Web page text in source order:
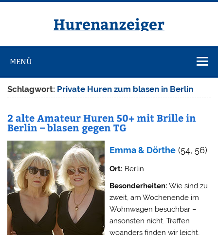
Zum
Hurenanzeiger
MENÜ
Schlagwort: Private Huren zum blasen in Berlin
2 alte Amateur Huren 50+ mit Brille in
Berlin – blasen gegen TG
Emma & Dörthe (54, 56)
Ort: Berlin
Besonderheiten: Wie sind zu
zweit, am Wochenende im
Wohnwagen besuchbar –
ansonsten nicht. Treffen
woanders finden wir leicht,